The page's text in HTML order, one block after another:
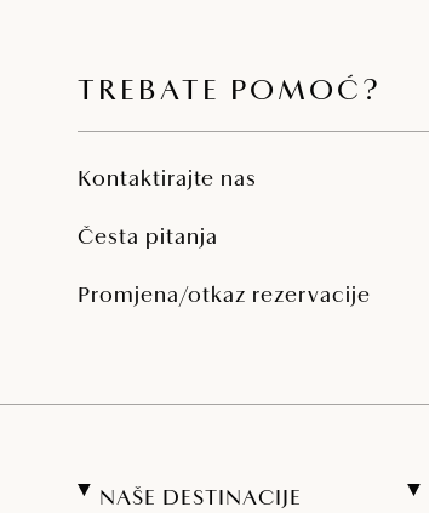
TREBATE POMOĆ?
Kontaktirajte nas
Česta pitanja
Promjena/otkaz rezervacije
NAŠE DESTINACIJE